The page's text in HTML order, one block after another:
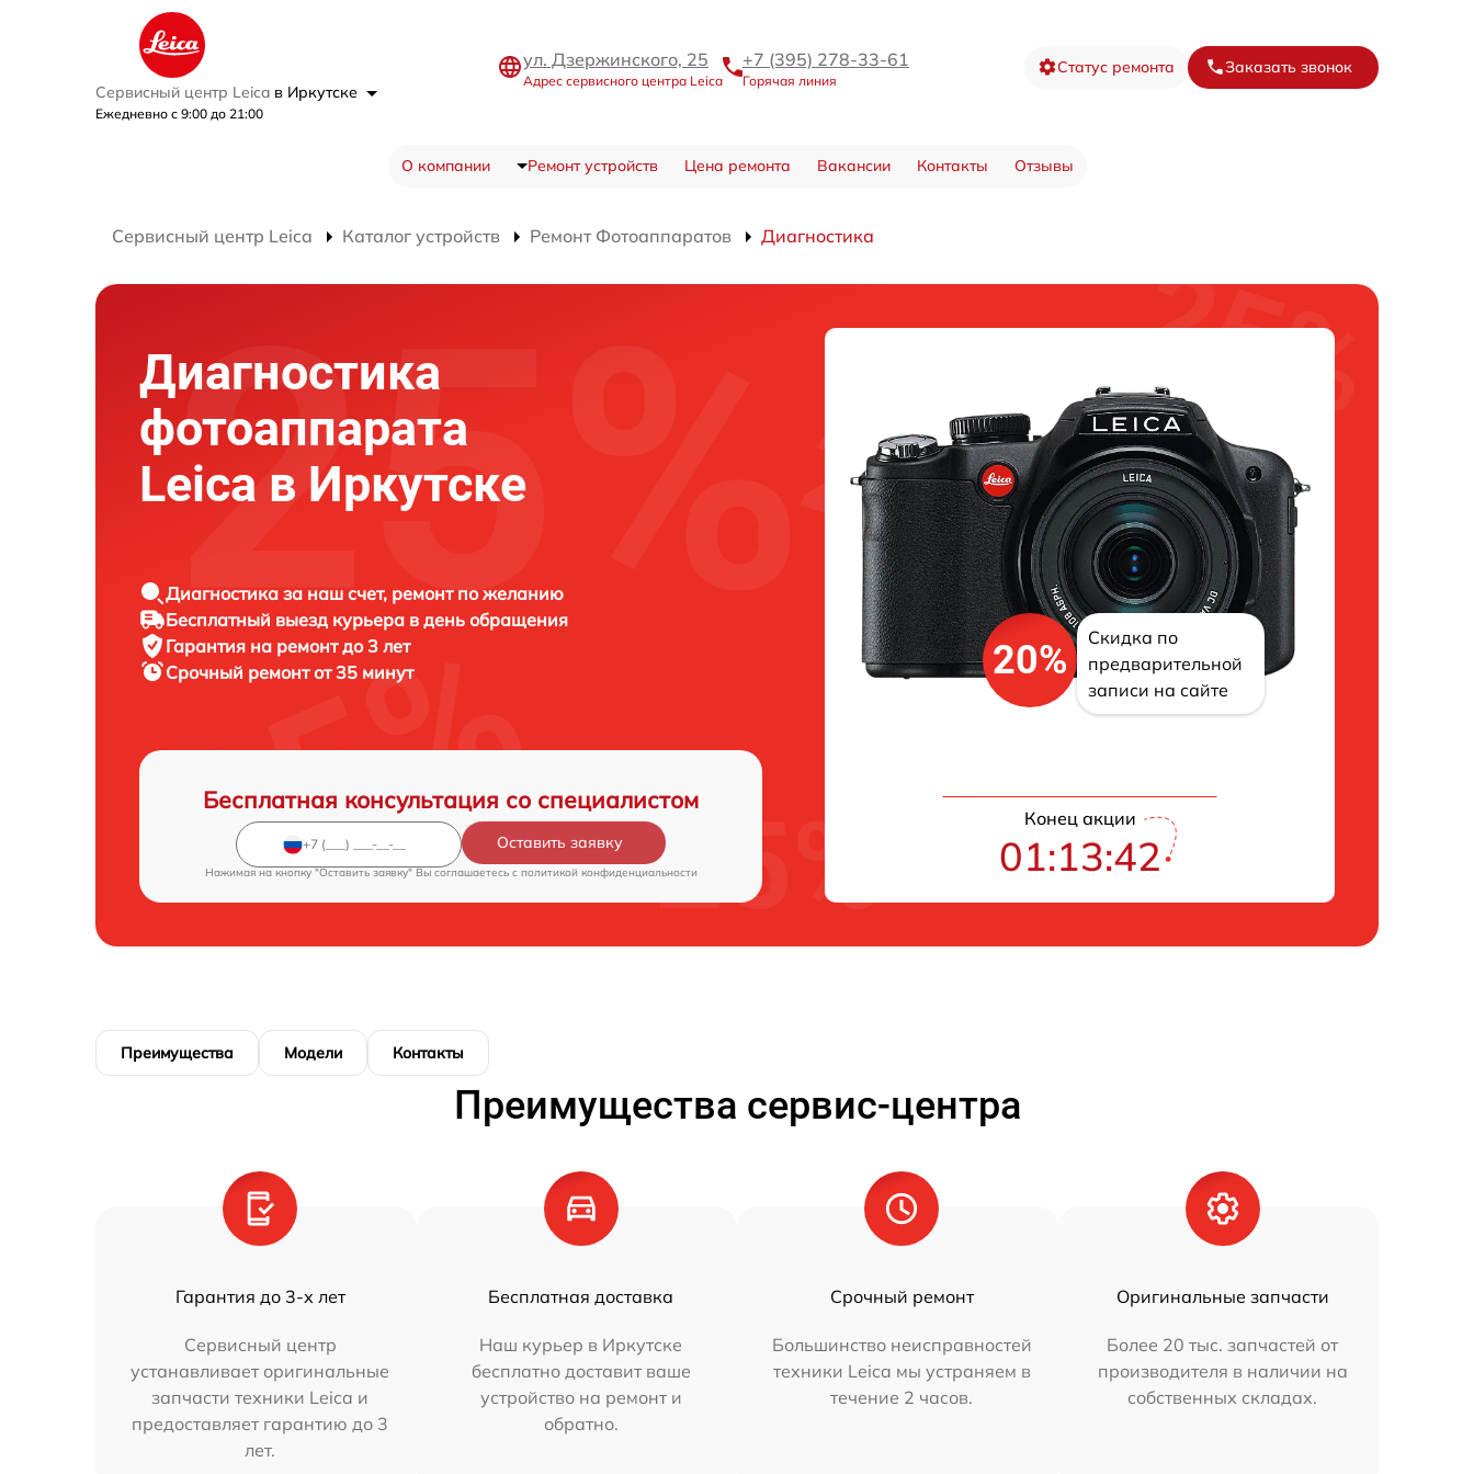
Сервисный центр Leica в Иркутске
Ежедневно с 9:00 до 21:00
ул. Дзержинского, 25
Адрес сервисного центра Leica
+7 (395) 278-33-61
Горячая линия
Статус ремонта Заказать звонок
О компании Ремонт устройств Цена ремонта Вакансии Контакты Отзывы
Сервисный центр Leica Каталог устройств Ремонт Фотоаппаратов Диагностика
Диагностика
фотоаппарата
Leica в Иркутске
Диагностика за наш счет, ремонт по желанию
Бесплатный выезд курьера в день обращения
Гарантия на ремонт до 3 лет
Срочный ремонт от 35 минут
Бесплатная консультация со специалистом
Оставить заявку
Нажимая на кнопку "Оставить заявку" Вы соглашаетесь c политикой конфиденциальности
20%
Скидка по
предварительной
записи на сайте
Конец акции
01:13:42
Преимущества Модели Контакты
Преимущества сервис-центра
Гарантия до 3-х лет
Сервисный центр
устанавливает оригинальные
запчасти техники Leica и
предоставляет гарантию до 3
лет.
Бесплатная доставка
Наш курьер в Иркутске
бесплатно доставит ваше
устройство на ремонт и
обратно.
Срочный ремонт
Большинство неисправностей
техники Leica мы устраняем в
течение 2 часов.
Оригинальные запчасти
Более 20 тыс. запчастей от
производителя в наличии на
собственных складах.